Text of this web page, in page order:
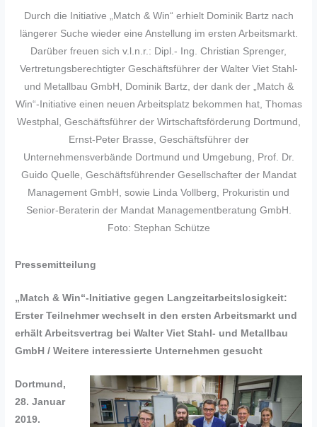
Durch die Initiative „Match & Win“ erhielt Dominik Bartz nach
längerer Suche wieder eine Anstellung im ersten Arbeitsmarkt.
Darüber freuen sich v.l.n.r.: Dipl.- Ing. Christian Sprenger,
Vertretungsberechtigter Geschäftsführer der Walter Viet Stahl-
und Metallbau GmbH, Dominik Bartz, der dank der „Match &
Win“-Initiative einen neuen Arbeitsplatz bekommen hat, Thomas
Westphal, Geschäftsführer der Wirtschaftsförderung Dortmund,
Ernst-Peter Brasse, Geschäftsführer der
Unternehmensverbände Dortmund und Umgebung, Prof. Dr.
Guido Quelle, Geschäftsführender Gesellschafter der Mandat
Management GmbH, sowie Linda Vollberg, Prokuristin und
Senior-Beraterin der Mandat Managementberatung GmbH.
Foto: Stephan Schütze
Pressemitteilung
„Match & Win“-Initiative gegen Langzeitarbeitslosigkeit:
Erster Teilnehmer wechselt in den ersten Arbeitsmarkt und
erhält Arbeitsvertrag bei Walter Viet Stahl- und Metallbau
GmbH / Weitere interessierte Unternehmen gesucht
Dortmund,
28. Januar
2019.